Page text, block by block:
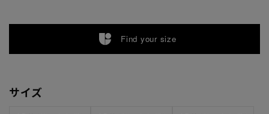
Find your size
サイズ